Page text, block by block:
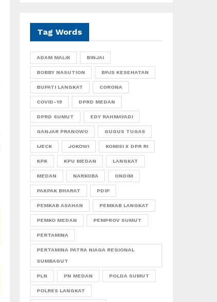
Tag Words
ADAM MALIK BINJAI
BOBBY NASUTION BPJS KESEHATAN
BUPATI LANGKAT CORONA
COVID-19 DPRD MEDAN
DPRD SUMUT EDY RAHMAYADI
GANJAR PRANOWO GUGUS TUGAS
IJECK JOKOWI KOMISI X DPR RI
KPK KPU MEDAN LANGKAT
MEDAN NARKOBA ONDIM
PAKPAK BHARAT PDIP
PEMKAB ASAHAN PEMKAB LANGKAT
PEMKO MEDAN PEMPROV SUMUT
PERTAMINA
PERTAMINA PATRA NIAGA REGIONAL
SUMBAGUT
PLN PN MEDAN POLDA SUMUT
POLRES LANGKAT